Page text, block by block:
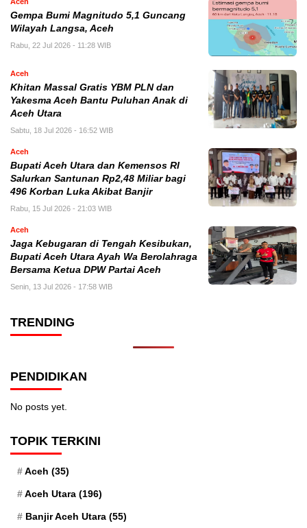
Gempa Bumi Magnitudo 5,1 Guncang
Wilayah Langsa, Aceh
Rabu, 22 Jul 2026 - 11:28 WIB
Aceh
Khitan Massal Gratis YBM PLN dan
Yakesma Aceh Bantu Puluhan Anak di
Aceh Utara
Sabtu, 18 Jul 2026 - 16:52 WIB
Aceh
Bupati Aceh Utara dan Kemensos RI
Salurkan Santunan Rp2,48 Miliar bagi
496 Korban Luka Akibat Banjir
Rabu, 15 Jul 2026 - 21:03 WIB
Aceh
Jaga Kebugaran di Tengah Kesibukan,
Bupati Aceh Utara Ayah Wa Berolahraga
Bersama Ketua DPW Partai Aceh
Senin, 13 Jul 2026 - 17:58 WIB
TRENDING
PENDIDIKAN
No posts yet.
TOPIK TERKINI
Aceh (35)
Aceh Utara (196)
Banjir Aceh Utara (55)